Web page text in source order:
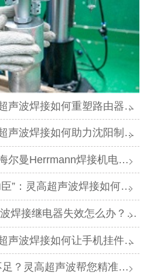
接如何重塑路由器外壳制造？
焊接如何助力沈阳制造转型？
焊接机电路板短路难题
声波焊接如何让喷墨头支架更可靠？
怎么办？灵高超声波“四步维修法”精准破局
接如何让手机挂件更“抗造”？
灵高超声波帮您精准破局